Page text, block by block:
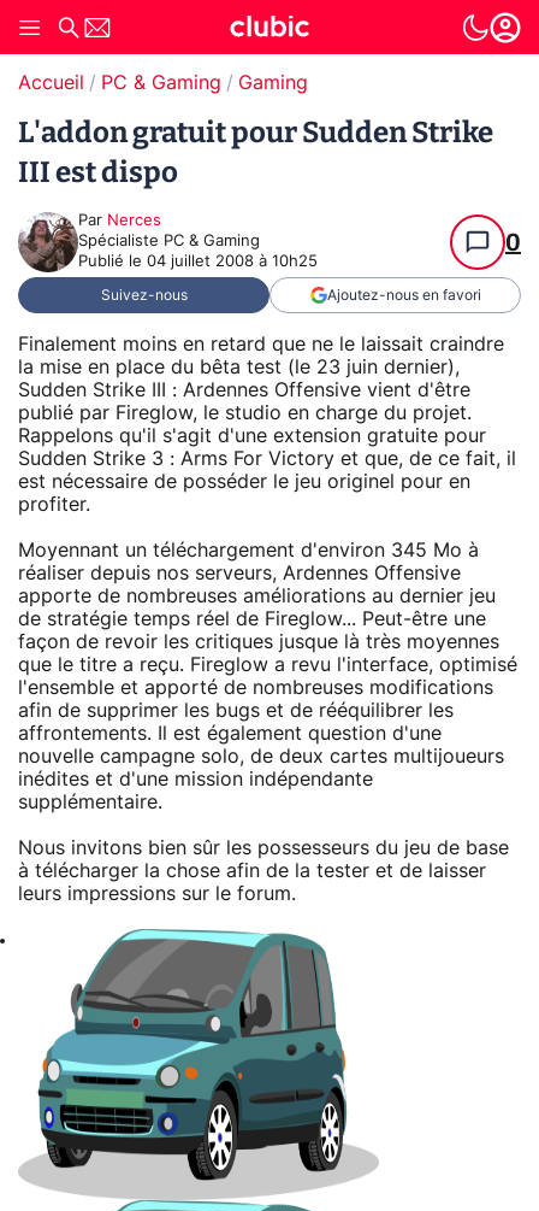
Accueil PC & Gaming Gaming
L'addon gratuit pour Sudden Strike
III est dispo
Par Nerces
Spécialiste PC & Gaming
Publié le 04 juillet 2008 à 10h25
0
Suivez-nous Ajoutez-nous en favori
Finalement moins en retard que ne le laissait craindre
la mise en place du bêta test (le 23 juin dernier),
Sudden Strike III : Ardennes Offensive vient d'être
publié par Fireglow, le studio en charge du projet.
Rappelons qu'il s'agit d'une extension gratuite pour
Sudden Strike 3 : Arms For Victory et que, de ce fait, il
est nécessaire de posséder le jeu originel pour en
profiter.
Moyennant un téléchargement d'environ 345 Mo à
réaliser depuis nos serveurs, Ardennes Offensive
apporte de nombreuses améliorations au dernier jeu
de stratégie temps réel de Fireglow... Peut-être une
façon de revoir les critiques jusque là très moyennes
que le titre a reçu. Fireglow a revu l'interface, optimisé
l'ensemble et apporté de nombreuses modifications
afin de supprimer les bugs et de rééquilibrer les
affrontements. Il est également question d'une
nouvelle campagne solo, de deux cartes multijoueurs
inédites et d'une mission indépendante
supplémentaire.
Nous invitons bien sûr les possesseurs du jeu de base
à télécharger la chose afin de la tester et de laisser
leurs impressions sur le forum.